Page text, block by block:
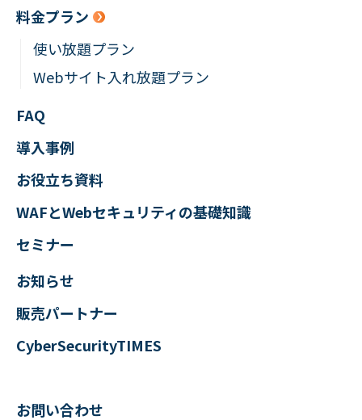
料金プラン
使い放題プラン
Webサイト入れ放題プラン
FAQ
導入事例
お役立ち資料
WAFとWebセキュリティの基礎知識
セミナー
お知らせ
販売パートナー
CyberSecurityTIMES
お問い合わせ